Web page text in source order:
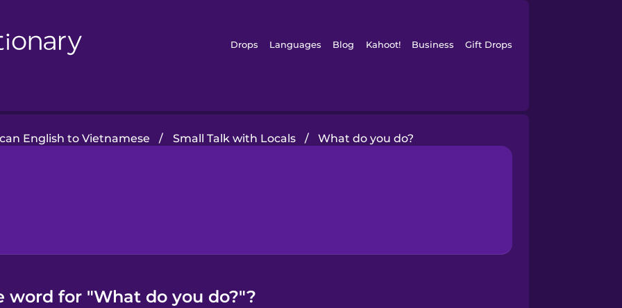
Drops Languages Blog Kahoot! Business Gift Drops
English to Vietnamese / Small Talk with Locals / What do you do?
word for "What do you do?"?